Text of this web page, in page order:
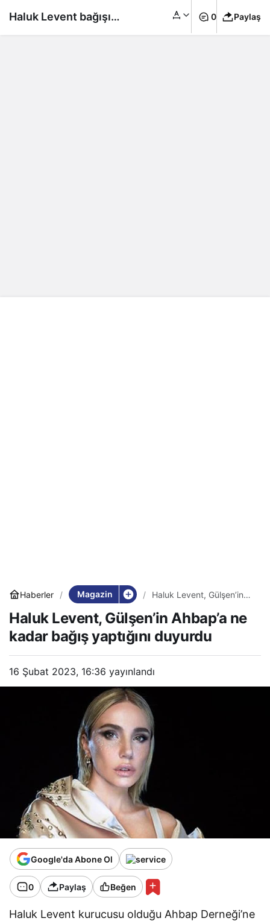
Haberler Magazin
Haluk Levent, Gülşen’in
yaptığını duyurdu
Haluk Levent, Gülşen’in Ahbap’a ne
kadar bağış yaptığını duyurdu
16 Şubat 2023, 16:36 yayınlandı
Google'da Abone Ol
0 Paylaş Beğen
Haluk Levent kurucusu olduğu Ahbap Derneği’ne
Haluk Levent bağışını 0 Paylaş